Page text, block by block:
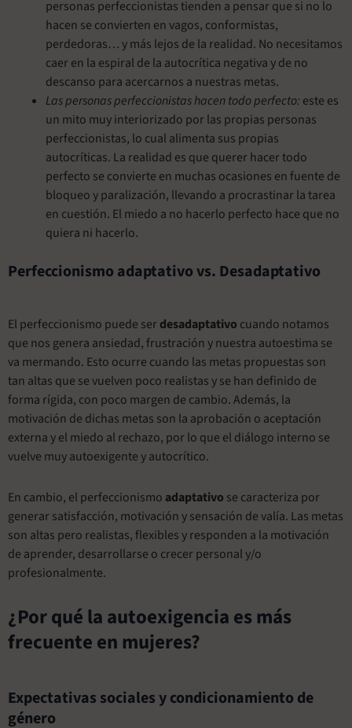
personas perfeccionistas tienden a pensar que si no lo
hacen se convierten en vagos, conformistas,
perdedoras… y más lejos de la realidad. No necesitamos
caer en la espiral de la autocrítica negativa y de no
descanso para acercarnos a nuestras metas.
Las personas perfeccionistas hacen todo perfecto: este es
un mito muy interiorizado por las propias personas
perfeccionistas, lo cual alimenta sus propias
autocríticas. La realidad es que querer hacer todo
perfecto se convierte en muchas ocasiones en fuente de
bloqueo y paralización, llevando a procrastinar la tarea
en cuestión. El miedo a no hacerlo perfecto hace que no
quiera ni hacerlo.
Perfeccionismo adaptativo vs. Desadaptativo
El perfeccionismo puede serdesadaptativo cuando notamos
que nos genera ansiedad, frustración y nuestra autoestima se
va mermando. Esto ocurre cuando las metas propuestas son
tan altas que se vuelven poco realistas y se han definido de
forma rígida, con poco margen de cambio. Además, la
motivación de dichas metas son la aprobación o aceptación
externa y el miedo al rechazo, por lo que el diálogo interno se
vuelve muy autoexigente y autocrítico.
En cambio, el perfeccionismo adaptativo se caracteriza por
generar satisfacción, motivación y sensación de valía. Las metas
son altas pero realistas, flexibles y responden a la motivación
de aprender, desarrollarse o crecer personal y/o
profesionalmente.
¿Por qué la autoexigencia es más
frecuente en mujeres?
Expectativas sociales y condicionamiento de
género